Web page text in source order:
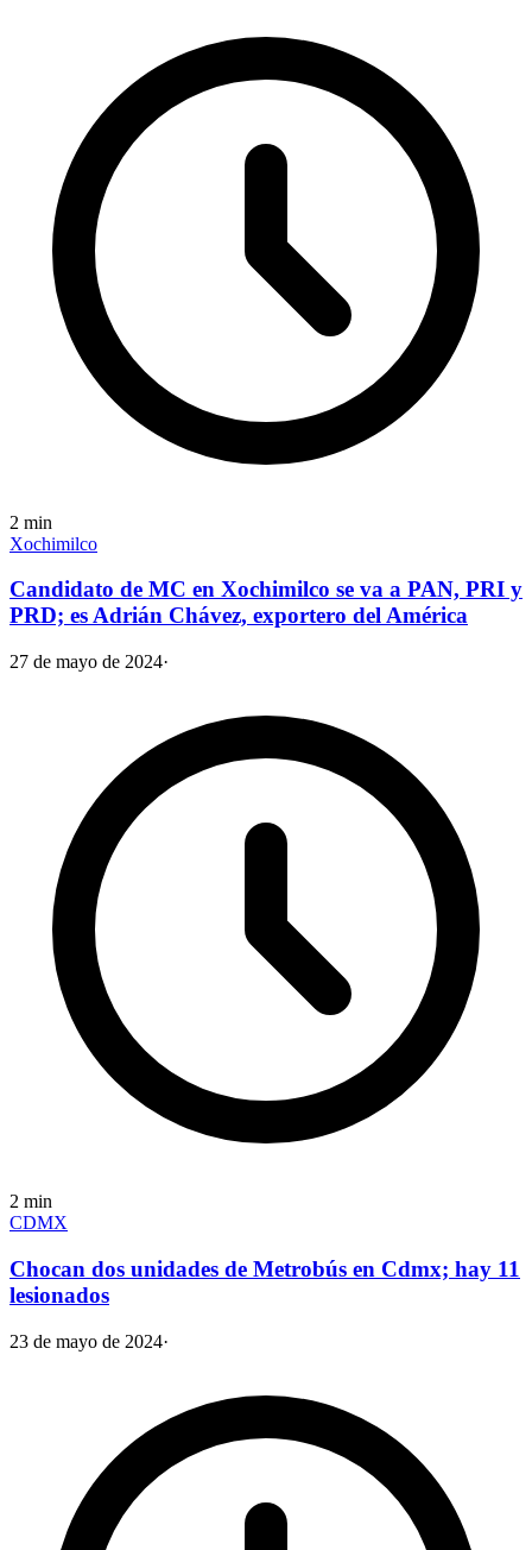
2 min
Xochimilco
Candidato de MC en Xochimilco se va a PAN, PRI y
PRD; es Adrián Chávez, exportero del América
27 de mayo de 2024·
2 min
CDMX
Chocan dos unidades de Metrobús en Cdmx; hay 11
lesionados
23 de mayo de 2024·